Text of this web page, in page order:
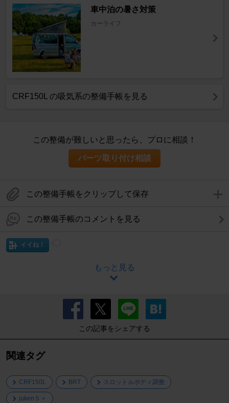
車中泊の暑さ対策
カーライフ
CRF150L の吸気系の整備手帳を見る
この整備が難しいと思ったら、プロに相談！
パーツ取り付け相談
この整備手帳をクリップして保存
この整備手帳のコメントを見る
イイね！
もっと見る
この記事をシェアする
関連タグ
CRF150L BRT スロットルボディ調整
juken５＋